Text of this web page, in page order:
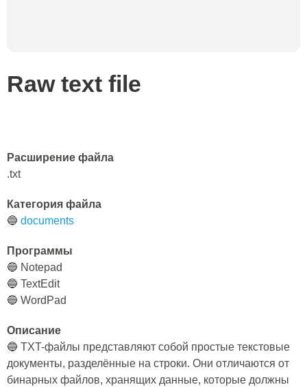
Raw text file
Расширение файла
.txt
Категория файла
🔵 documents
Программы
🔵 Notepad
🔵 TextEdit
🔵 WordPad
Описание
🔵 TXT-файлы представляют собой простые текстовые
документы, разделённые на строки. Они отличаются от
бинарных файлов, хранящих данные, которые должны